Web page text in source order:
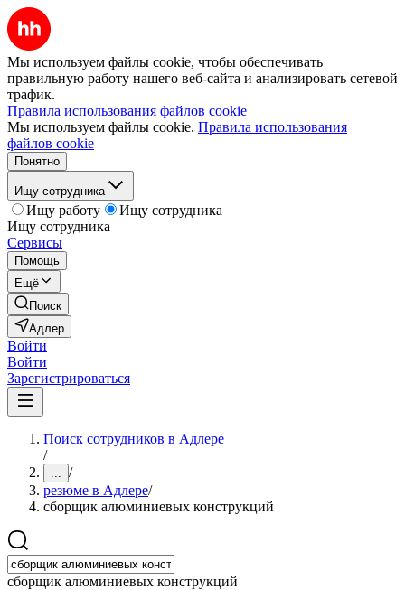
Мы используем файлы cookie, чтобы обеспечивать
правильную работу нашего веб-сайта и анализировать сетевой
трафик.
Правила использования файлов cookie
Мы используем файлы cookie. Правила использования
файлов cookie
Понятно
Ищу сотрудника
Ищу работу
Ищу сотрудника
Ищу сотрудника
Сервисы
Помощь
Ещё
Поиск
Адлер
Войти
Войти
Зарегистрироваться
Поиск сотрудников в Адлере
/
... /
резюме в Адлере/
сборщик алюминиевых конструкций
сборщик алюминиевых конструкций